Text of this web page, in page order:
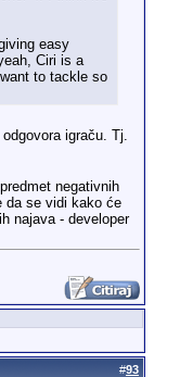
easy
Ciri is a
to tackle so
igraču. Tj.
negativnih
da se vidi kako će
najava - developer
#93